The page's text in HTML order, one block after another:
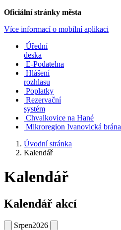
Oficiální stránky města
Více informací o mobilní aplikaci
Úřední
deska
E-Podatelna
Hlášení
rozhlasu
Poplatky
Rezervační
systém
Chvalkovice na Hané
Mikroregion Ivanovická brána
Úvodní stránka
Kalendář
Kalendář
Kalendář akcí
Srpen2026